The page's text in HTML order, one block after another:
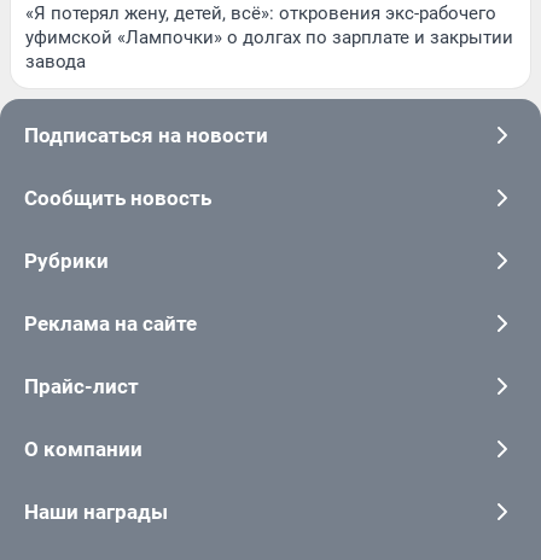
«Я потерял жену, детей, всё»: откровения экс-рабочего
уфимской «Лампочки» о долгах по зарплате и закрытии
завода
Подписаться на новости
Сообщить новость
Рубрики
Реклама на сайте
Прайс-лист
О компании
Наши награды